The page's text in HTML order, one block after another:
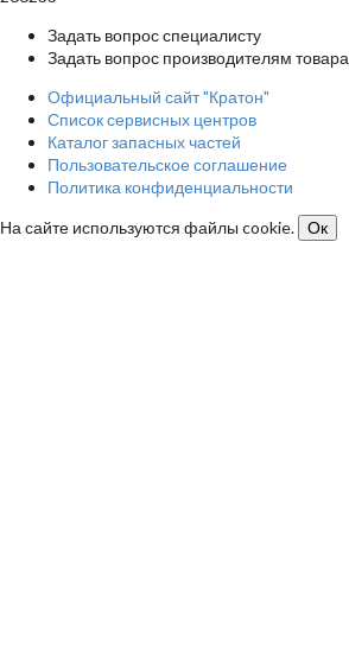
Задать вопрос специалисту
Задать вопрос производителям товара
Официальный сайт "Кратон"
Список сервисных центров
Каталог запасных частей
Пользовательское соглашение
Политика конфиденциальности
На сайте используются файлы cookie.
Ок